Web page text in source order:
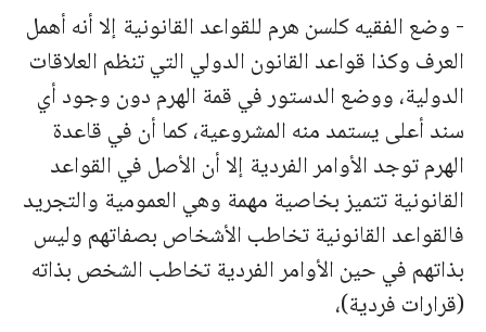
- وضع الفقيه كلسن هرم للقواعد القانونية إلا أنه أهمل
العرف وكذا قواعد القانون الدولي التي تنظم العلاقات
الدولية، ووضع الدستور في قمة الهرم دون وجود أي
سند أعلى يستمد منه المشروعية، كما أن في قاعدة
الهرم توجد الأوامر الفردية إلا أن الأصل في القواعد
القانونية تتميز بخاصية مهمة وهي العمومية والتجريد
فالقواعد القانونية تخاطب الأشخاص بصفاتهم وليس
بذاتهم في حين الأوامر الفردية تخاطب الشخص بذاته
(قرارات فردية)،